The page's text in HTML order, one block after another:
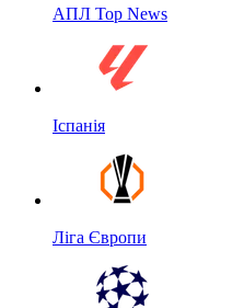
АПЛ Top News
Іспанія
Ліга Європи